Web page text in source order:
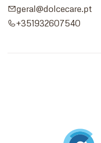
geral@dolcecare.pt
+351932607540